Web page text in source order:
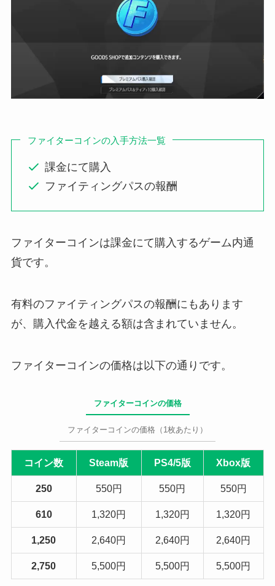
ファイターコインの入手方法一覧
課金にて購入
ファイティングパスの報酬
ファイターコインは課金にて購入するゲーム内通
貨です。
有料のファイティングパスの報酬にもあります
が、購入代金を越える額は含まれていません。
ファイターコインの価格は以下の通りです。
ファイターコインの価格
ファイターコインの価格（1枚あたり）
コイン数 Steam版 PS4/5版 Xbox版
250 550円 550円 550円
610 1,320円 1,320円 1,320円
1,250 2,640円 2,640円 2,640円
2,750 5,500円 5,500円 5,500円